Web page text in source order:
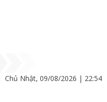
Chủ Nhật, 09/08/2026 | 22:54